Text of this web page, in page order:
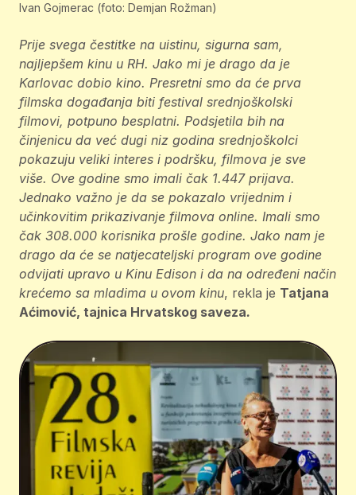
Ivan Gojmerac (foto: Demjan Rožman)
Prije svega čestitke na uistinu, sigurna sam,
najljepšem kinu u RH. Jako mi je drago da je
Karlovac dobio kino. Presretni smo da će prva
filmska događanja biti festival srednjoškolski
filmovi, potpuno besplatni. Podsjetila bih na
činjenicu da već dugi niz godina srednjoškolci
pokazuju veliki interes i podršku, filmova je sve
više. Ove godine smo imali čak 1.447 prijava.
Jednako važno je da se pokazalo vrijednim i
učinkovitim prikazivanje filmova online. Imali smo
čak 308.000 korisnika prošle godine. Jako nam je
drago da će se natjecateljski program ove godine
odvijati upravo u Kinu Edison i da na određeni način
krećemo sa mladima u ovom kinu, rekla je Tatjana
Aćimović, tajnica Hrvatskog saveza.